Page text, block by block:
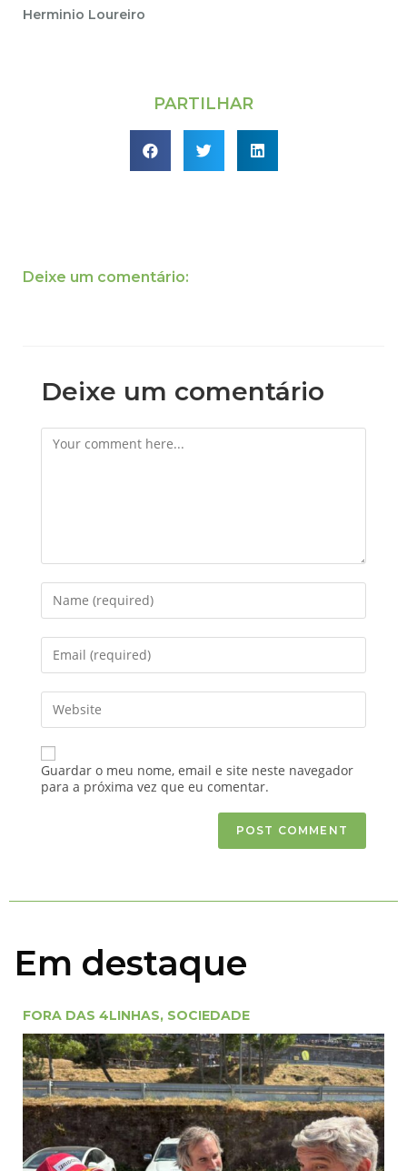
Herminio Loureiro
PARTILHAR
Deixe um comentário:
Deixe um comentário
Guardar o meu nome, email e site neste navegador
para a próxima vez que eu comentar.
Em destaque
FORA DAS 4LINHAS, SOCIEDADE